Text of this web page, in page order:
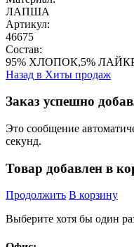
ЛАПША
Артикул:
46675
Состав:
95% ХЛОПОК,5%
Назад в Хиты продаж
Заказ успешно
Это сообщение
секунд.
Товар добавлен в
Продолжить В корзину
Выберите хотя бы один